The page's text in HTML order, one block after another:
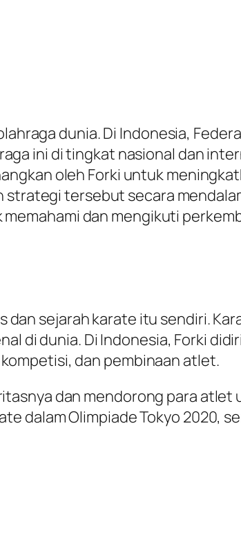
dunia. Di Indonesia,
ini di tingkat nasional dan
oleh Forki untuk
strategi tersebut secara
dan mengikuti
sejarah karate itu sendiri.
di dunia. Di Indonesia, Forki
dan pembinaan atlet.
dan mendorong para atlet
dalam Olimpiade Tokyo 2020,